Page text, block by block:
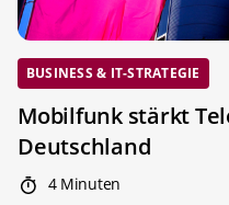
BUSINESS & IT-STRATEGIE
Mobilfunk stärkt
Deutschland
4 Minuten